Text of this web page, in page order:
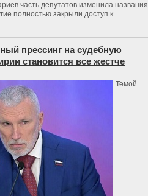
часть депутатов изменила названия
полностью закрыли доступ к
прессинг на судебную
становится все жестче
Темой